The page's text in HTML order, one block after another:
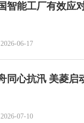
智能工厂有效应
2026-06-17
同心抗汛 美菱启
2026-07-10